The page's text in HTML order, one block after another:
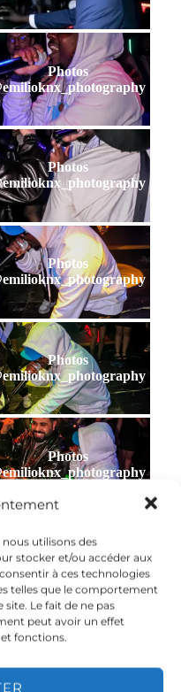
utilisons des
stocker et/ou accéder aux
à ces technologies
telles que le comportement
Le fait de ne pas
peut avoir un effet
fonctions.
Photos
Photos
Photos
Photos
Photos
Photos